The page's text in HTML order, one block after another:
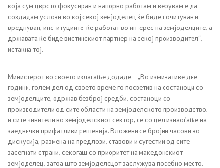
Документи и информации од јавен карактер
Јавно достапни информации
Извештаи
Буџет
Слободен пристап до информации од јавен карактер
Заштита на укажувачи
која сум цврсто фокусиран и напорно работам и верувам е да
создадам услови во кој секој земјоделец ќе биде почитуван и
вреднуван, институциите ќе работат во интерес на земјоделците, а
државата ќе биде вистинскиот партнер на секој производител“,
истакна тој.
Министерот во своето излагање додаде – „Во изминативе две
години, голем дел од своето време го посветив на состаноци со
земјоделците, одржав безброј средби, состаноци со
производители од сите области на земјоделското производство,
и сите чинители во земјоделскиот сектор, се со цел изнаоѓање на
заеднички прифатливи решенија. Вложени се бројни часови во
дискусија, размена на предлози, ставови и сугестии од сите
засегнати страни, секогаш со приоритет на македонскиот
земјоделец, затоа што земјоделецот заслужува посебно место.